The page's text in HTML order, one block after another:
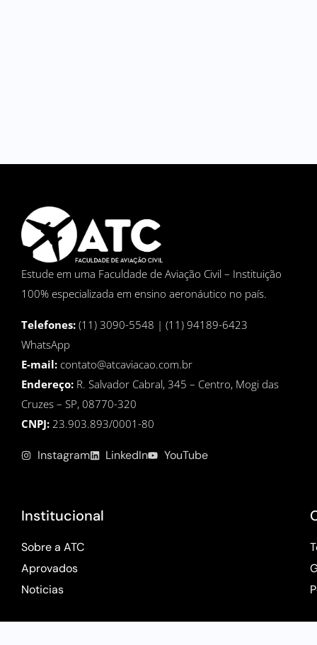
Estude em uma Faculdade de Aviação Civil – Instituição
100% especializada em ensino aeronáutico no país.
Telefones: (11) 3090-5548 | (11) 94189-6423
WhatsApp
E-mail: contato@atcaviacao.com.br
Endereço: R. Salvador Cabral, 345 – Centro, Mogi das
Cruzes – SP, 08770-320
CNPJ: 23.903.893/0001-80
Instagram LinkedIn YouTube
Institucional
Sobre a ATC
Aprovados
Noticias